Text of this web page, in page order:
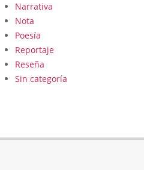
Narrativa
Nota
Poesía
Reportaje
Reseña
Sin categoría